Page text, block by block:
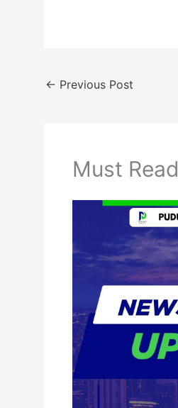
← Previous Post
Must Read